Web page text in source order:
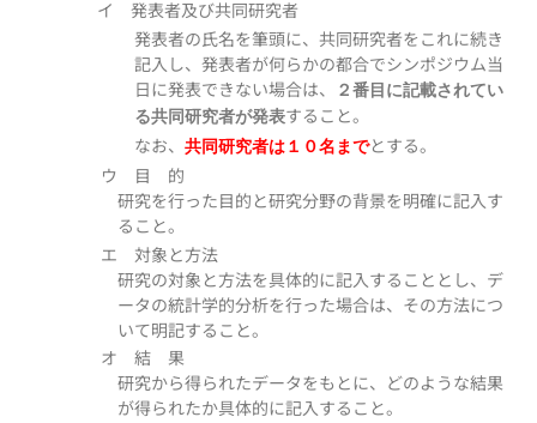
イ 発表者及び共同研究者
発表者の氏名を筆頭に、共同研究者をこれに続き
記入し、発表者が何らかの都合でシンポジウム当
日に発表できない場合は、
２番目に記載されてい
る共同研究者が発表すること。
なお、 共同研究者は１０名までとする。
ウ 目 的
研究を行った目的と研究分野の背景を明確に記入す
ること。
エ 対象と方法
研究の対象と方法を具体的に記入することとし、デ
ータの統計学的分析を行った場合は、その方法につ
いて明記すること。
オ 結 果
研究から得られたデータをもとに、どのような結果
が得られたか具体的に記入すること。